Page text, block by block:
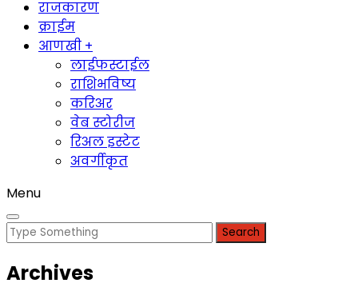
राजकारण
क्राईम
आणखी +
लाईफस्टाईल
राशिभविष्य
करिअर
वेब स्टोरीज
रिअल इस्टेट
अवर्गीकृत
Menu
Search
Archives